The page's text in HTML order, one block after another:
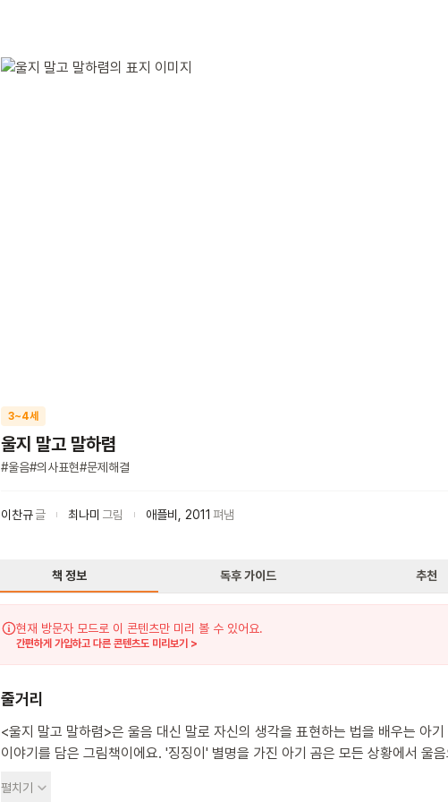
3~4세
울지 말고 말하렴
#울음#의사표현#문제해결
이찬규글 최나미 그림 애플비 2011 펴냄
책 정보 독후 가이드 추천
현재 방문자 모드로 이 콘텐츠만 미리 볼 수 있어요.
간편하게 가입하고 다른 콘텐츠도 미리보기 >
줄거리
<울지 말고 말하렴>은 울음 대신 말로 자신의 생각을 표현하는 법을 배우는 아기
이야기를 담은 그림책이에요. '징징이' 별명을 가진 아기 곰은 모든 상황에서 울음으로
해요. 하지만 친구들은 같은 상황에서 말로 표현하며 문제를 해결해요. 아기 곰은
펼치기